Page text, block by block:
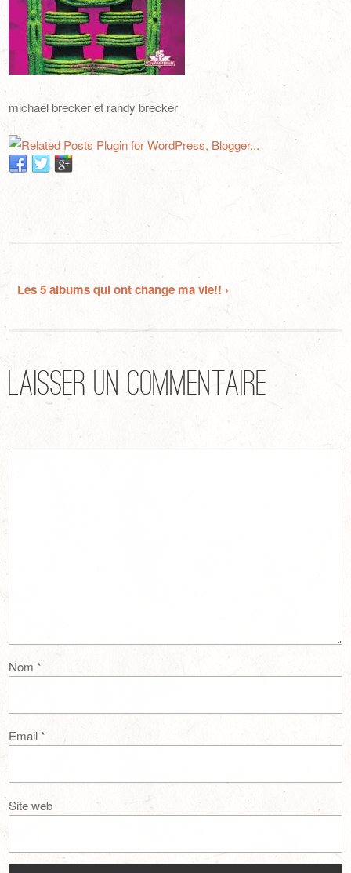
michael brecker et randy brecker
Les 5 albums qui ont change ma vie!! ›
Laisser un commentaire
Nom*
Email*
Site web